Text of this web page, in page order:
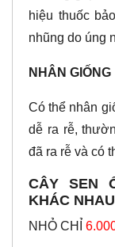
hiệu thuốc
nhũng do úng
NHÂN GIỐNG
Có thể nhân
dễ ra rễ,
đã ra rễ và có
CÂY SEN
KHÁC NHAU
NHỎ CHỈ